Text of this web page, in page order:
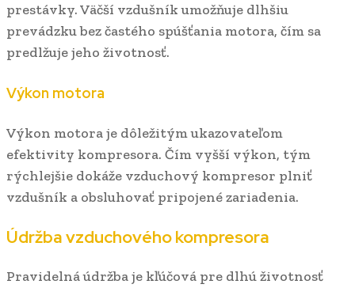
prestávky. Väčší vzdušník umožňuje dlhšiu
prevádzku bez častého spúšťania motora, čím sa
predlžuje jeho životnosť.
Výkon motora
Výkon motora je dôležitým ukazovateľom
efektivity kompresora. Čím vyšší výkon, tým
rýchlejšie dokáže vzduchový kompresor plniť
vzdušník a obsluhovať pripojené zariadenia.
Údržba vzduchového kompresora
Pravidelná údržba je kľúčová pre dlhú životnosť